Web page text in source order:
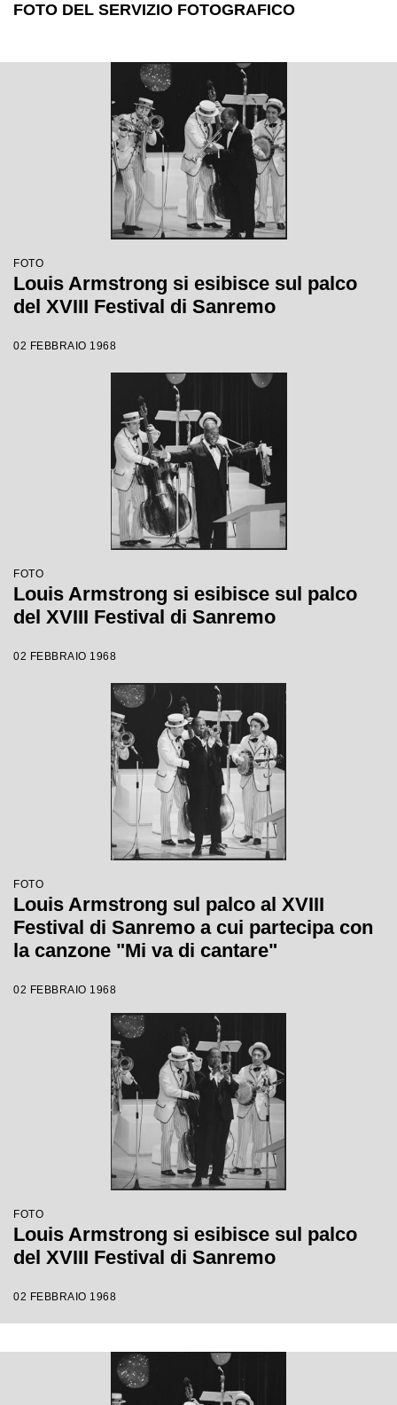
FOTO DEL SERVIZIO FOTOGRAFICO
FOTO
Louis Armstrong si esibisce sul palco
del XVIII Festival di Sanremo
02 FEBBRAIO 1968
FOTO
Louis Armstrong si esibisce sul palco
del XVIII Festival di Sanremo
02 FEBBRAIO 1968
FOTO
Louis Armstrong sul palco al XVIII
Festival di Sanremo a cui partecipa con
la canzone "Mi va di cantare"
02 FEBBRAIO 1968
FOTO
Louis Armstrong si esibisce sul palco
del XVIII Festival di Sanremo
02 FEBBRAIO 1968